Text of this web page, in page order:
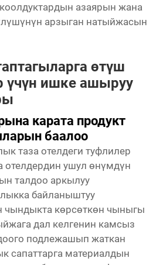
азаярын жана
арзыган натыйжасын
өтүш
үчүн ишке ашыруу
карата продукт
баалоо
таза отелдеги туфлилер
отелдердин ушул өнүмдүн
талдоо аркылуу
байланыштуу
чындыкта көрсөткөн чыныгы
дал келгенин камсыз
подлежашып жаткан
сапаттарга материалдын